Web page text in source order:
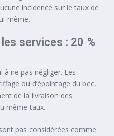
incidence sur le taux de
même.
services : 20 %
à ne pas négliger. Les
ou d’épointage du bec,
de la livraison des
même taux.
pas considérées comme